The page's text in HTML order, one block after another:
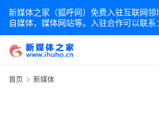
新媒体之家（狐呼网）免费入驻互联网领
自媒体，媒体网站等。入驻合作可以联
首页 新媒体